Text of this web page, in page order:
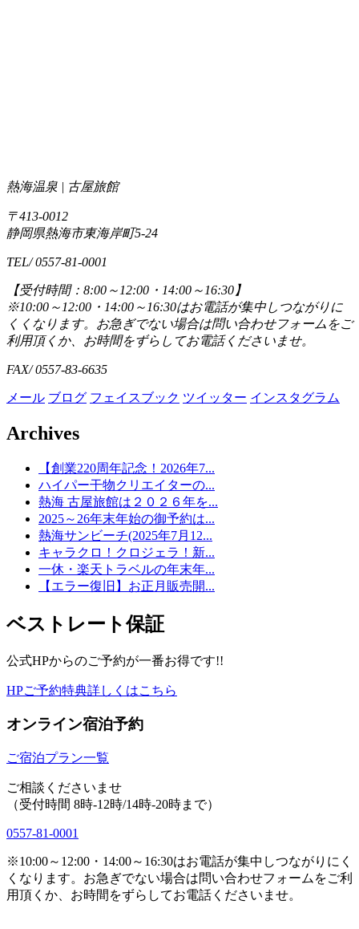
熱海温泉 | 古屋旅館
〒413-0012
静岡県熱海市東海岸町5-24
TEL/ 0557-81-0001
【受付時間：8:00～12:00・14:00～16:30】
※10:00～12:00・14:00～16:30はお電話が集中しつながりに
くくなります。お急ぎでない場合は問い合わせフォームをご
利用頂くか、お時間をずらしてお電話くださいませ。
FAX/ 0557-83-6635
メール ブログ フェイスブック ツイッター インスタグラム
Archives
【創業220周年記念！2026年7...
ハイパー干物クリエイターの...
熱海 古屋旅館は２０２６年を...
2025～26年末年始の御予約は...
熱海サンビーチ(2025年7月12...
キャラクロ！クロジェラ！新...
一休・楽天トラベルの年末年...
【エラー復旧】お正月販売開...
ベストレート保証
公式HPからのご予約が一番お得です!!
HPご予約特典詳しくはこちら
オンライン宿泊予約
ご宿泊プラン一覧
ご相談くださいませ
（受付時間 8時-12時/14時-20時まで）
0557-81-0001
※10:00～12:00・14:00～16:30はお電話が集中しつながりにく
くなります。お急ぎでない場合は問い合わせフォームをご利
用頂くか、お時間をずらしてお電話くださいませ。